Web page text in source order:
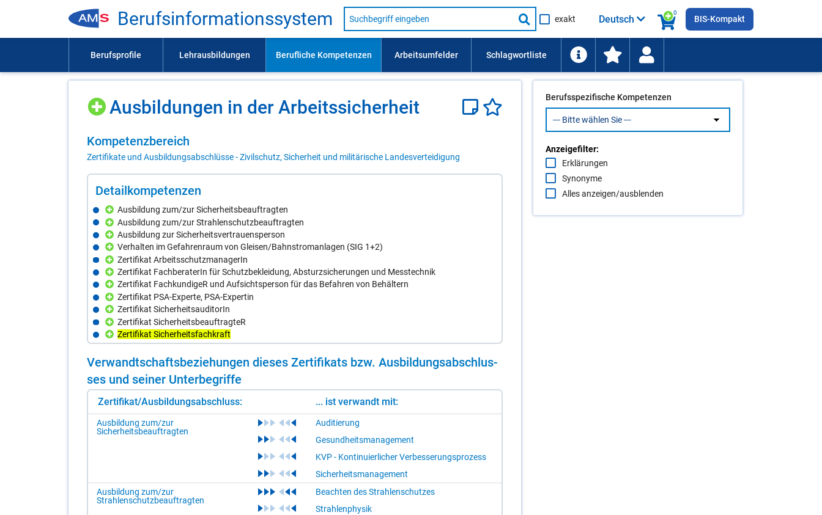
Be­rufs­in­for­ma­ti­ons­sys­tem
Suche
nach
Lehrausbildung,
usw.
Suche
starten
exakt
0
Deutsch BIS-Kompakt
Aus­bil­dun­gen in der Ar­beits­si­cher­heit
Kom­pe­tenz­be­reich
Zertifikate und Ausbildungsabschlüsse - Zivilschutz, Sicherheit und militärische Landesverteidigung
De­tail­kom­pe­ten­zen
Ausbildung zum/zur Sicherheitsbeauftragten
Ausbildung zum/zur Strahlenschutzbeauftragten
Ausbildung zur Sicherheitsvertrauensperson
Verhalten im Gefahrenraum von Gleisen/Bahnstromanlagen (SIG 1+2)
Zertifikat ArbeitsschutzmanagerIn
Zertifikat FachberaterIn für Schutzbekleidung, Absturzsicherungen und Messtechnik
Zertifikat FachkundigeR und Aufsichtsperson für das Befahren von Behältern
Zertifikat PSA-Experte, PSA-Expertin
Zertifikat SicherheitsauditorIn
Zertifikat SicherheitsbeauftragteR
Zertifikat Sicherheitsfachkraft
Ver­wandt­schafts­be­zie­hun­gen die­ses Zer­ti­fi­kats bzw. Aus­bil­dungs­ab­schlus­
ses und sei­ner Un­ter­be­grif­fe
Zertifikat/Ausbildungsabschluss: ... ist verwandt mit:
Ausbildung zum/zur
Sicherheitsbeauftragten
Auditierung
Gesundheitsmanagement
KVP - Kontinuierlicher Verbesserungsprozess
Sicherheitsmanagement
Ausbildung zum/zur
Strahlenschutzbeauftragten
Beachten des Strahlenschutzes
Strahlenphysik
Berufsspezifische Kompetenzen
Anzeigefilter:
Erklärungen
Synonyme
Alles anzeigen/ausblenden